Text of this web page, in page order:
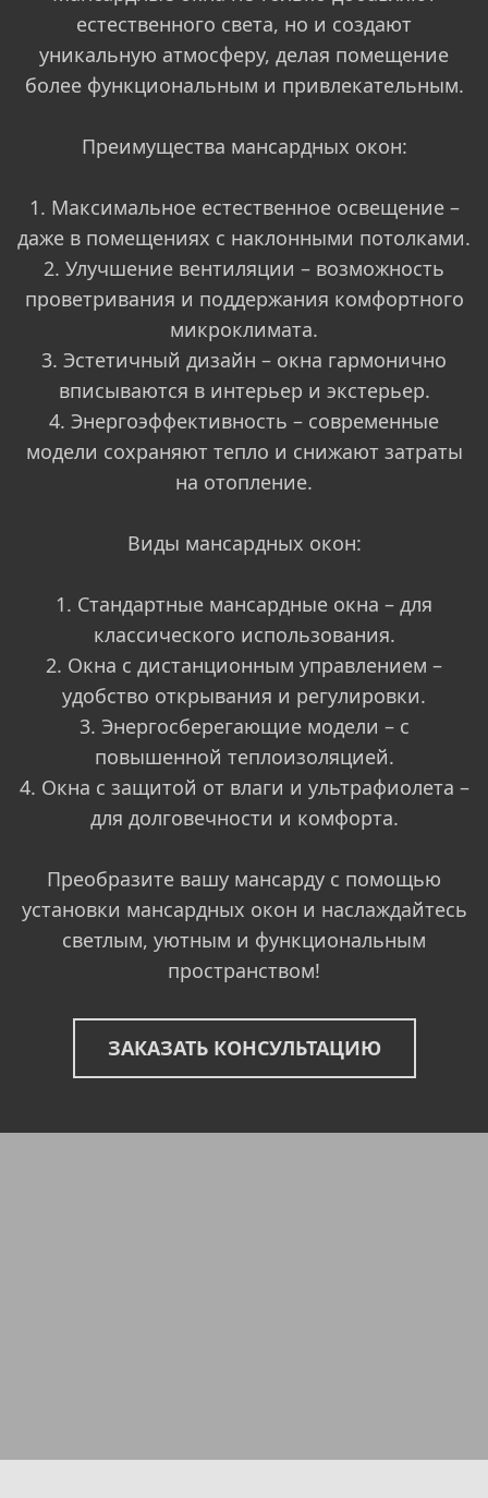
естественного света, но и создают
уникальную атмосферу, делая помещение
более функциональным и привлекательным.
Преимущества мансардных окон:
1. Максимальное естественное освещение –
даже в помещениях с наклонными потолками.
2. Улучшение вентиляции – возможность
проветривания и поддержания комфортного
микроклимата.
3. Эстетичный дизайн – окна гармонично
вписываются в интерьер и экстерьер.
4. Энергоэффективность – современные
модели сохраняют тепло и снижают затраты
на отопление.
Виды мансардных окон:
1. Стандартные мансардные окна – для
классического использования.
2. Окна с дистанционным управлением –
удобство открывания и регулировки.
3. Энергосберегающие модели – с
повышенной теплоизоляцией.
4. Окна с защитой от влаги и ультрафиолета –
для долговечности и комфорта.
Преобразите вашу мансарду с помощью
установки мансардных окон и наслаждайтесь
светлым, уютным и функциональным
пространством!
ЗАКАЗАТЬ КОНСУЛЬТАЦИЮ